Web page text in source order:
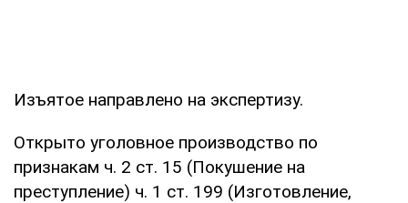
Изъятое направлено на экспертизу.
Открыто уголовное производство по
признакам ч. 2 ст. 15 (Покушение на
преступление) ч. 1 ст. 199 (Изготовление,